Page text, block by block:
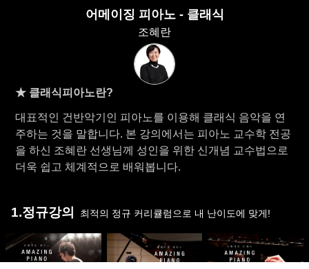
어메이징 피아노 - 클래식
조혜란
★ 클래식피아노란?
대표적인 건반악기인 피아노를 이용해 클래식 음악을 연
주하는 것을 말합니다. 본 강의에서는 피아노 교수학 전공
을 하신 조혜란 선생님께 성인을 위한 신개념 교수법으로
더욱 쉽고 체계적으로 배워봅니다.
1.정규강의 최적의 정규 커리큘럼으로 내 난이도에 맞게!